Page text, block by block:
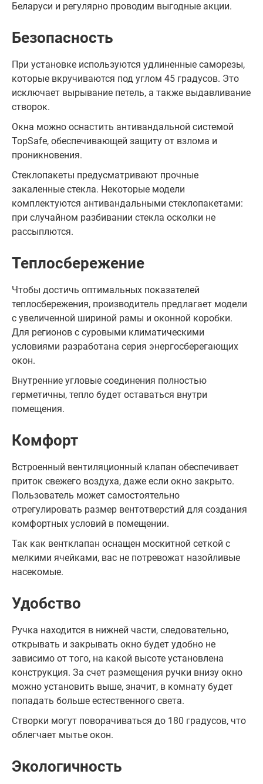
Беларуси и регулярно проводим выгодные акции.
Безопасность
При установке используются удлиненные саморезы,
которые вкручиваются под углом 45 градусов. Это
исключает вырывание петель, а также выдавливание
створок.
Окна можно оснастить антивандальной системой
TopSafe, обеспечивающей защиту от взлома и
проникновения.
Стеклопакеты предусматривают прочные
закаленные стекла. Некоторые модели
комплектуются антивандальными стеклопакетами:
при случайном разбивании стекла осколки не
рассыплются.
Теплосбережение
Чтобы достичь оптимальных показателей
теплосбережения, производитель предлагает модели
с увеличенной шириной рамы и оконной коробки.
Для регионов с суровыми климатическими
условиями разработана серия энергосберегающих
окон.
Внутренние угловые соединения полностью
герметичны, тепло будет оставаться внутри
помещения.
Комфорт
Встроенный вентиляционный клапан обеспечивает
приток свежего воздуха, даже если окно закрыто.
Пользователь может самостоятельно
отрегулировать размер вентотверстий для создания
комфортных условий в помещении.
Так как вентклапан оснащен москитной сеткой с
мелкими ячейками, вас не потревожат назойливые
насекомые.
Удобство
Ручка находится в нижней части, следовательно,
открывать и закрывать окно будет удобно не
зависимо от того, на какой высоте установлена
конструкция. За счет размещения ручки внизу окно
можно установить выше, значит, в комнату будет
попадать больше естественного света.
Створки могут поворачиваться до 180 градусов, что
облегчает мытье окон.
Экологичность